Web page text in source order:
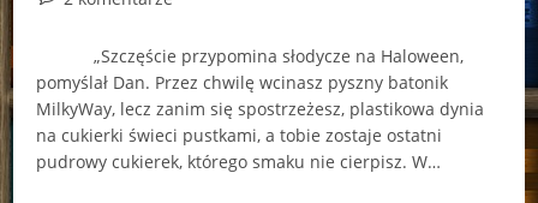
„Szczęście przypomina słodycze na Haloween,
pomyślał Dan. Przez chwilę wcinasz pyszny batonik
MilkyWay, lecz zanim się spostrzeżesz, plastikowa dynia
na cukierki świeci pustkami, a tobie zostaje ostatni
pudrowy cukierek, którego smaku nie cierpisz. W…